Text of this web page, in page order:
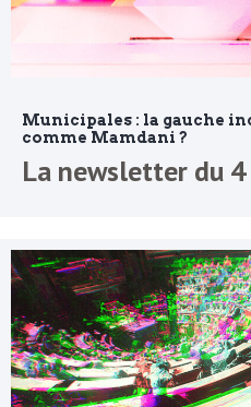
Municipales : la gauche
comme Mamdani ?
La newsletter du